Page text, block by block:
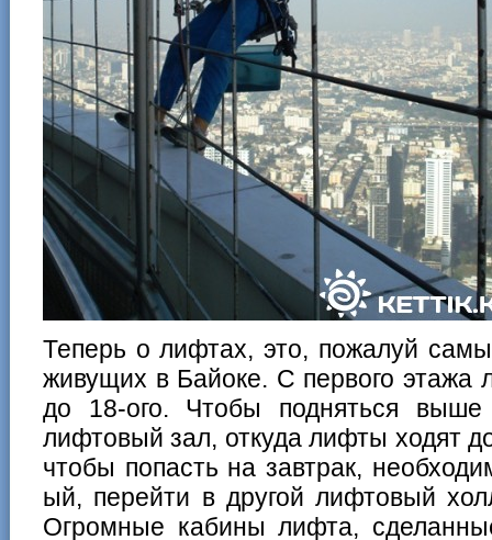
Теперь о лифтах, это, пожалуй
живущих в Байоке. С первого этажа
до 18-ого. Чтобы подняться
лифтовый зал, откуда лифты ходят
чтобы попасть на завтрак,
ый, перейти в другой лифтовый
Огромные кабины лифта,